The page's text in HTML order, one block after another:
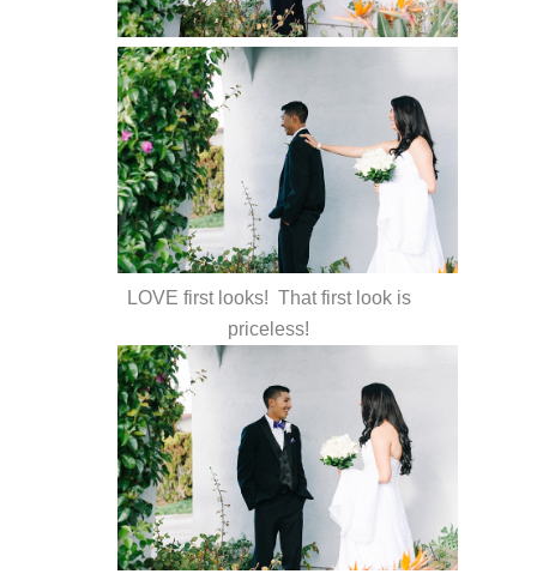
LOVE first looks! That first look is
priceless!